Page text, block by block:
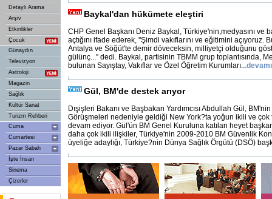
Detaylı Arama
Arşiv
Etkinlikler
Çocuk
Günaydın
Televizyon
Astroloji
Magazin
Sağlık
Kültür Sanat
Turizm Rehberi
Cuma
Cumartesi
Pazar Sabah
İşte İnsan
Sinema
Çizerler
Baykal'dan hükümete eleştiri
CHP Genel Başkanı Deniz Baykal, Türkiye'nin,medyasını ve
açtığını ifade ederek, ''Şimdi vakıflarını ve eğitimini açıyoruz.
Antalya ve Söğüt'te demir döveceksin, milliyetçi olduğunu
gülünç...'' dedi. Baykal, partisinin TBMM grup toplantısında,
bulunan Sayıştay, Vakıflar ve Özel Öğretim Kurumları...devamı
Gül, BM'de destek arıyor
Dışişleri Bakanı ve Başbakan Yardımcısı Abdullah Gül,
Görüşmeleri nedeniyle geldiği New York?ta yoğun ikili ve çok
devam ediyor. Gül'ün BM Genel Kuruluna katılan heyet
daha çok ikili ilişkiler, Türkiye'nin 2009-2010 BM Güvenlik
üyeliğe adaylığı, Türkiye?nin Dünya Sağlık Örgütü (DSÖ)